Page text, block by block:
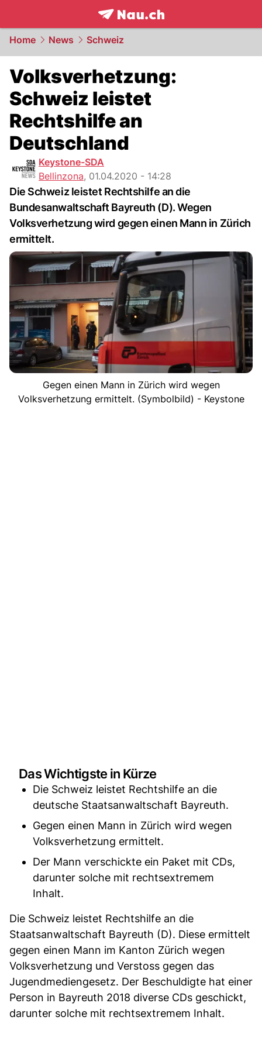
frontpage.NAU.ch
Home News Schweiz
Volksverhetzung:
Schweiz leistet
Rechtshilfe an
Deutschland
Keystone-SDA
Bellinzona, 01.04.2020 - 14:28
Die Schweiz leistet Rechtshilfe an die
Bundesanwaltschaft Bayreuth (D). Wegen
Volksverhetzung wird gegen einen Mann in Zürich
ermittelt.
Gegen einen Mann in Zürich wird wegen
Volksverhetzung ermittelt. (Symbolbild) - Keystone
Das Wichtigste in Kürze
Die Schweiz leistet Rechtshilfe an die
deutsche Staatsanwaltschaft Bayreuth.
Gegen einen Mann in Zürich wird wegen
Volksverhetzung ermittelt.
Der Mann verschickte ein Paket mit CDs,
darunter solche mit rechtsextremem
Inhalt.
Die Schweiz leistet Rechtshilfe an die
Staatsanwaltschaft Bayreuth (D). Diese ermittelt
gegen einen Mann im Kanton Zürich wegen
Volksverhetzung und Verstoss gegen das
Jugendmediengesetz. Der Beschuldigte hat einer
Person in Bayreuth 2018 diverse CDs geschickt,
darunter solche mit rechtsextremem Inhalt.